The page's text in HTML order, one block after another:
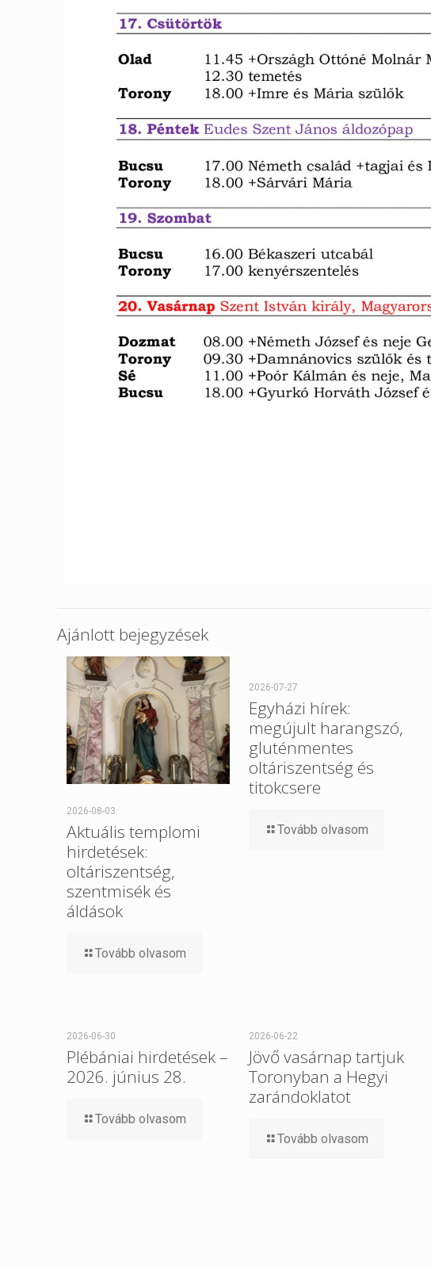
Ajánlott bejegyzések
2026-08-03
Aktuális templomi
hirdetések:
oltáriszentség,
szentmisék és
áldások
Tovább olvasom
2026-07-27
Egyházi hírek:
megújult harangszó,
gluténmentes
oltáriszentség és
titokcsere
Tovább olvasom
2026-06-30
Plébániai hirdetések –
2026. június 28.
Tovább olvasom
2026-06-22
Jövő vasárnap tartjuk
Toronyban a Hegyi
zarándoklatot
Tovább olvasom